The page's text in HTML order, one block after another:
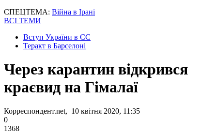
СПЕЦТЕМА: Війна в Ірані
ВСІ ТЕМИ
Вступ України в ЄС
Теракт в Барселоні
Через карантин відкрився
краєвид на Гімалаї
Корреспондент.net, 10 квітня 2020, 11:35
0
1368